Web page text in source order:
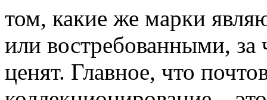
том, какие же марки
или востребованными,
ценят. Главное, что